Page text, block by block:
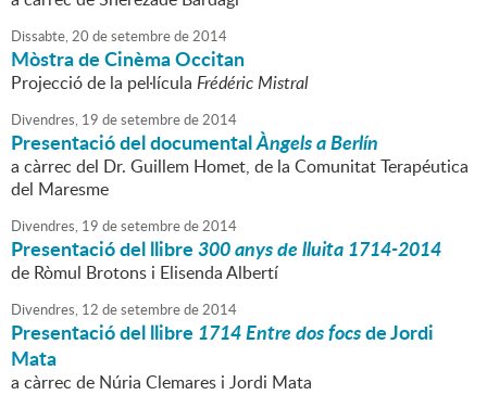
Dissabte,20 desetembrede2014
Mòstra de Cinèma Occitan
Projecció de la pel·lícula Frédéric Mistral
Divendres, 19 desetembrede2014
Presentació del documentalÀngels a Berlín
a càrrec del Dr. Guillem Homet, de la Comunitat Terapéutica
del Maresme
Divendres, 19 desetembrede2014
Presentació del llibre300 anys de lluita 1714-2014
de Ròmul Brotons i Elisenda Albertí
Divendres, 12 desetembrede2014
Presentació del llibre 1714 Entre dos focsde Jordi
Mata
a càrrec de Núria Clemares i Jordi Mata